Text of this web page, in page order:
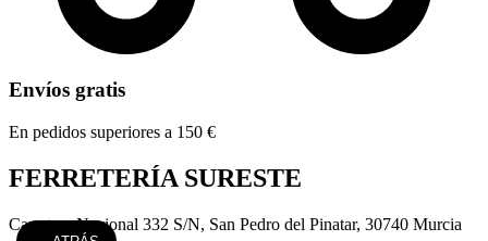
Envíos gratis
En pedidos superiores a 150 €
FERRETERÍA SURESTE
Carretera Nacional 332 S/N, San Pedro del Pinatar, 30740 Murcia